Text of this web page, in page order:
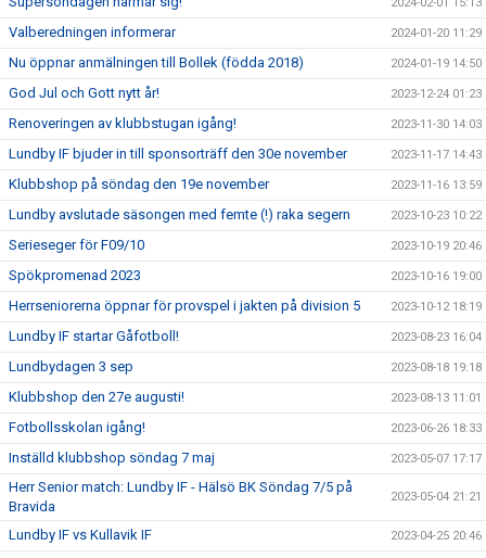
Valberedningen informerar 2024-01-20 11:29
Nu öppnar anmälningen till Bollek (födda 2018) 2024-01-19 14:50
God Jul och Gott nytt år! 2023-12-24 01:23
Renoveringen av klubbstugan igång! 2023-11-30 14:03
Lundby IF bjuder in till sponsorträff den 30e november 2023-11-17 14:43
Klubbshop på söndag den 19e november 2023-11-16 13:59
Lundby avslutade säsongen med femte (!) raka segern 2023-10-23 10:22
Serieseger för F09/10 2023-10-19 20:46
Spökpromenad 2023 2023-10-16 19:00
Herrseniorerna öppnar för provspel i jakten på division 5 2023-10-12 18:19
Lundby IF startar Gåfotboll! 2023-08-23 16:04
Lundbydagen 3 sep 2023-08-18 19:18
Klubbshop den 27e augusti! 2023-08-13 11:01
Fotbollsskolan igång! 2023-06-26 18:33
Inställd klubbshop söndag 7 maj 2023-05-07 17:17
Herr Senior match: Lundby IF - Hälsö BK Söndag 7/5 på
Bravida
2023-05-04 21:21
Lundby IF vs Kullavik IF 2023-04-25 20:46